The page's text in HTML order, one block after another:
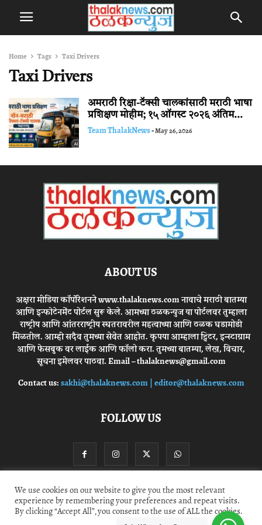
Home Tags Taxi Drivers
Taxi Drivers
अमराठी रिक्षा-टॅक्सी चालकांसाठी मराठी भाषा
प्रशिक्षण मोहीम; १५ ऑगस्ट २०२६ अंतिम...
Team ThalakNews-May 26, 2026
ABOUT US
अक्षरा मीडिया कॉर्पोरेशनने www.thalaknews.com नावाचे मराठी बातम्या
आणि इन्फोटेनमेंट पोर्टल सुरू केले. आमच्या ठळकन्युज या पोर्टलवर तुम्हाला
राष्ट्रीय आणि आंतरराष्ट्रीय स्घतरावरील महत्वाच्या आणि ठळक घडामोडी
मिळतील. आम्ही सदैव तुमच्या सेवेत आहोत. कृपया आम्हाला ट्विटर, इन्स्टाग्राम
आणि फेसबुक वर लाईक आणि फॉलो करा. तुमच्या बातम्या, लेख, विचार,
सूचना इमेलवर पाठवा. Email – thalaknews@gmail.com
Contact us:sakhi@thalaknews.com | editor@thalaknews.com
FOLLOW US
Privacy Policy Contact Us
We use cookies on our website to give you the most relevant
experience by remembering your preferences and repeat visits.
By clicking “Accept All”, you consent to the use of ALL the cookies.